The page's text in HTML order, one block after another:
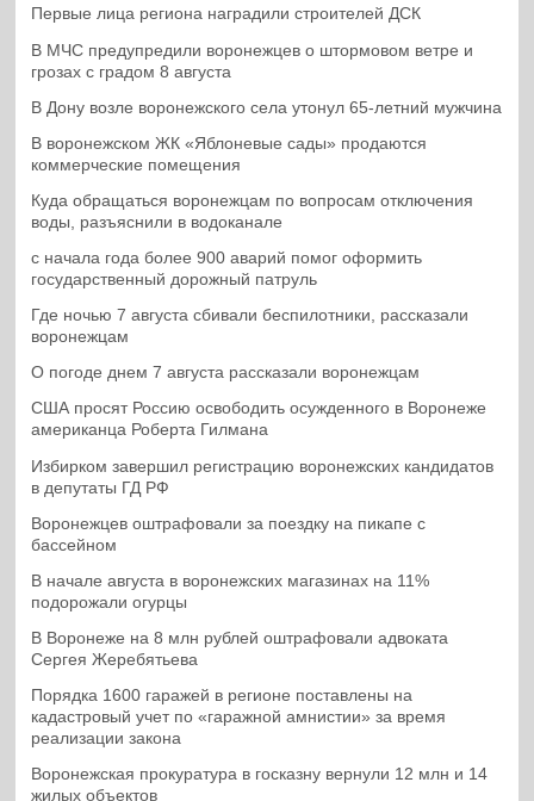
Первые лица региона наградили строителей ДСК
В МЧС предупредили воронежцев о штормовом ветре и
грозах с градом 8 августа
В Дону возле воронежского села утонул 65-летний мужчина
В воронежском ЖК «Яблоневые сады» продаются
коммерческие помещения
Куда обращаться воронежцам по вопросам отключения
воды, разъяснили в водоканале
с начала года более 900 аварий помог оформить
государственный дорожный патруль
Где ночью 7 августа сбивали беспилотники, рассказали
воронежцам
О погоде днем 7 августа рассказали воронежцам
США просят Россию освободить осужденного в Воронеже
американца Роберта Гилмана
Избирком завершил регистрацию воронежских кандидатов
в депутаты ГД РФ
Воронежцев оштрафовали за поездку на пикапе с
бассейном
В начале августа в воронежских магазинах на 11%
подорожали огурцы
В Воронеже на 8 млн рублей оштрафовали адвоката
Сергея Жеребятьева
Порядка 1600 гаражей в регионе поставлены на
кадастровый учет по «гаражной амнистии» за время
реализации закона
Воронежская прокуратура в госказну вернули 12 млн и 14
жилых объектов